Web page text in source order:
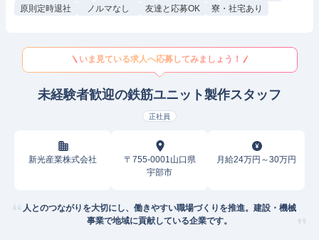
原則定時退社
ノルマなし 友達と応募OK 寮・社宅あり
いま見ている求人へ応募してみましょう！
未経験者歓迎の鉄筋ユニット製作スタッフ
正社員
新光産業株式会社
〒755-0001山口県
宇部市
月給24万円～30万円
人とのつながりを大切にし、働きやすい職場づくりを推進。建設・機械
事業で地域に貢献している企業です。